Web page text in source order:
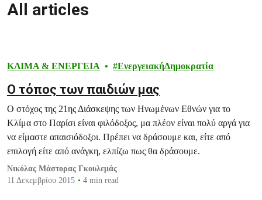
All articles
ΚΛΙΜΑ & ΕΝΕΡΓΕΙΑ ΕνεργειακήΔημοκρατία
Ο τόπος των παιδιών μας
O στόχος της 21ης Διάσκεψης των Ηνωμένων Εθνών για το
Κλίμα στο Παρίσι είναι φιλόδοξος, μα πλέον είναι πολύ αργά για
να είμαστε απαισιόδοξοι. Πρέπει να δράσουμε και, είτε από
επιλογή είτε από ανάγκη, ελπίζω πως θα δράσουμε.
Νικόλας Μάστορας Γκουλεμάς
11 Δεκεμβρίου 2015
4 min read